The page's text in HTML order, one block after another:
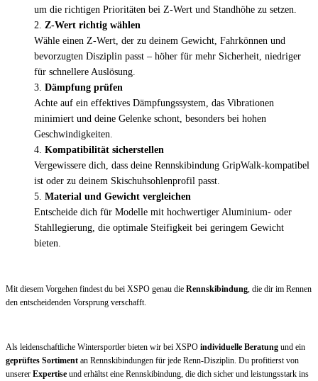
um die richtigen Prioritäten bei Z-Wert und Standhöhe zu setzen.
Z-Wert richtig wählen
Wähle einen Z-Wert, der zu deinem Gewicht, Fahrkönnen und
bevorzugten Disziplin passt – höher für mehr Sicherheit, niedriger
für schnellere Auslösung.
Dämpfung prüfen
Achte auf ein effektives Dämpfungssystem, das Vibrationen
minimiert und deine Gelenke schont, besonders bei hohen
Geschwindigkeiten.
Kompatibilität sicherstellen
Vergewissere dich, dass deine Rennskibindung GripWalk-kompatibel
ist oder zu deinem Skischuhsohlenprofil passt.
Material und Gewicht vergleichen
Entscheide dich für Modelle mit hochwertiger Aluminium- oder
Stahllegierung, die optimale Steifigkeit bei geringem Gewicht
bieten.
Mit diesem Vorgehen findest du bei XSPO genau die Rennskibindung, die dir im Rennen
den entscheidenden Vorsprung verschafft.
Als leidenschaftliche Wintersportler bieten wir bei XSPO individuelle Beratung und ein
geprüftes Sortiment an Rennskibindungen für jede Renn-Disziplin. Du profitierst von
unserer Expertise und erhältst eine Rennskibindung, die dich sicher und leistungsstark ins